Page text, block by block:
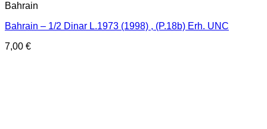
Bahrain
Bahrain – 1/2 Dinar L.1973 (1998) , (P.18b) Erh. UNC
7,00 €